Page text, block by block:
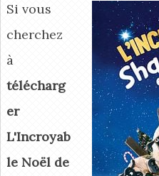
Si vous
cherchez
à
télécharg
er
L'Incroyab
le Noël de